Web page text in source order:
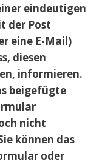
eindeutigen
der Post
eine E-Mail)
diesen
informieren.
beigefügte
nicht
können das
oder